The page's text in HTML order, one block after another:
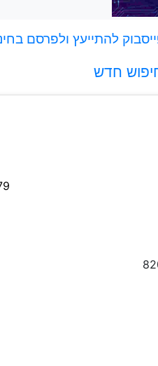
להתייעץ ולפרסם
חדש
79